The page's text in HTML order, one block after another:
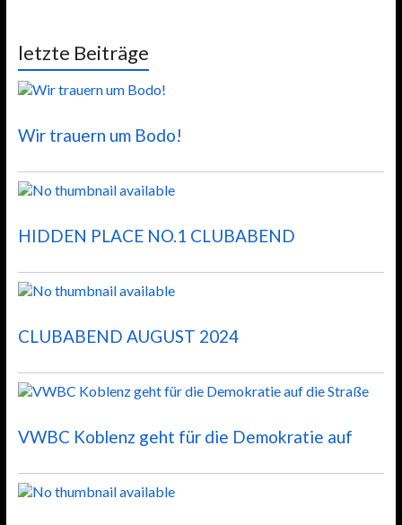
letzte Beiträge
Wir trauern um Bodo!
HIDDEN PLACE NO.1 CLUBABEND
CLUBABEND AUGUST 2024
VWBC Koblenz geht für die Demokratie auf